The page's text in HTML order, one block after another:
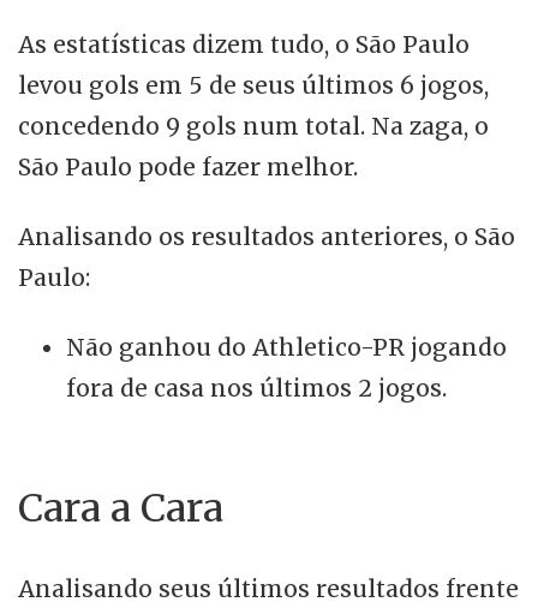
As estatísticas dizem tudo, o São Paulo
levou gols em 5 de seus últimos 6 jogos,
concedendo 9 gols num total. Na zaga, o
São Paulo pode fazer melhor.
Analisando os resultados anteriores, o São
Paulo:
Não ganhou do Athletico-PR jogando
fora de casa nos últimos 2 jogos.
Cara a Cara
Analisando seus últimos resultados frente